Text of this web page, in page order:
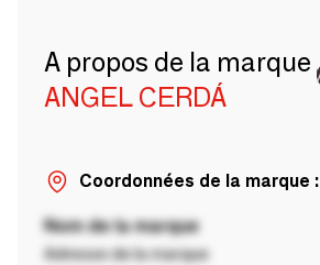
A propos de la marque
ANGEL CERDÁ
Coordonnées de la marque :
Nom de la marque
Adresse de la marque